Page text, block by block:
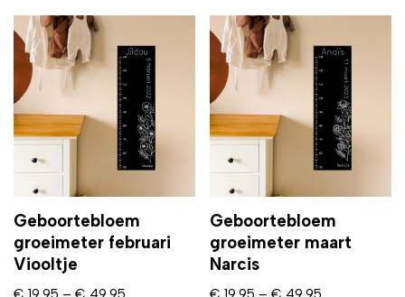
Geboortebloem
groeimeter februari
Viooltje
Geboortebloem
groeimeter maart
Narcis